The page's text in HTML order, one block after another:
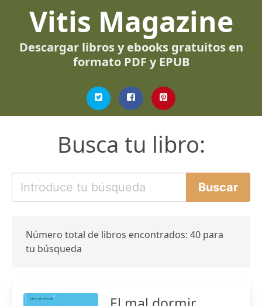
Vitis Magazine
Descargar libros y ebooks gratuitos en
formato PDF y EPUB
Busca tu libro:
Número total de libros encontrados: 40 para
tu búsqueda